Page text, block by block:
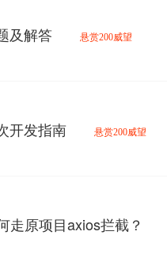
及解答 悬赏200威望
开发指南 悬赏200威望
走原项目axios拦截？